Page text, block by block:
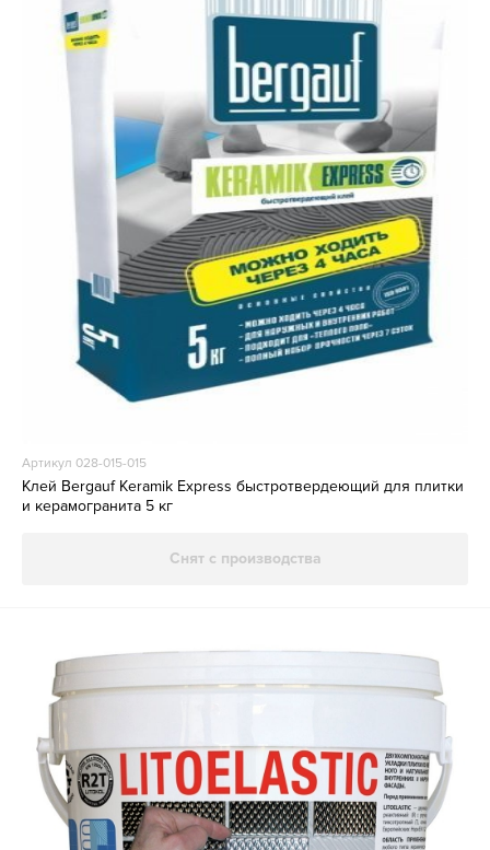
Артикул 028-015-015
Клей Bergauf Keramik Express быстротвердеющий для плитки
и керамогранита 5 кг
Снят с производства